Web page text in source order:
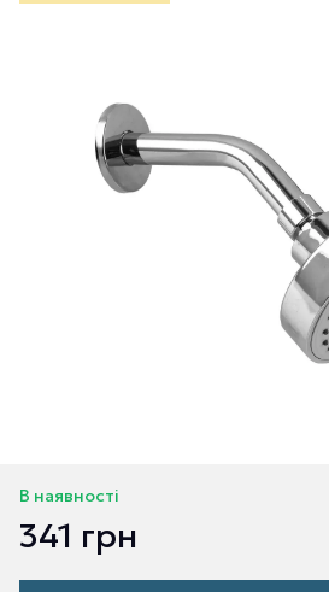
В наявності
341 грн